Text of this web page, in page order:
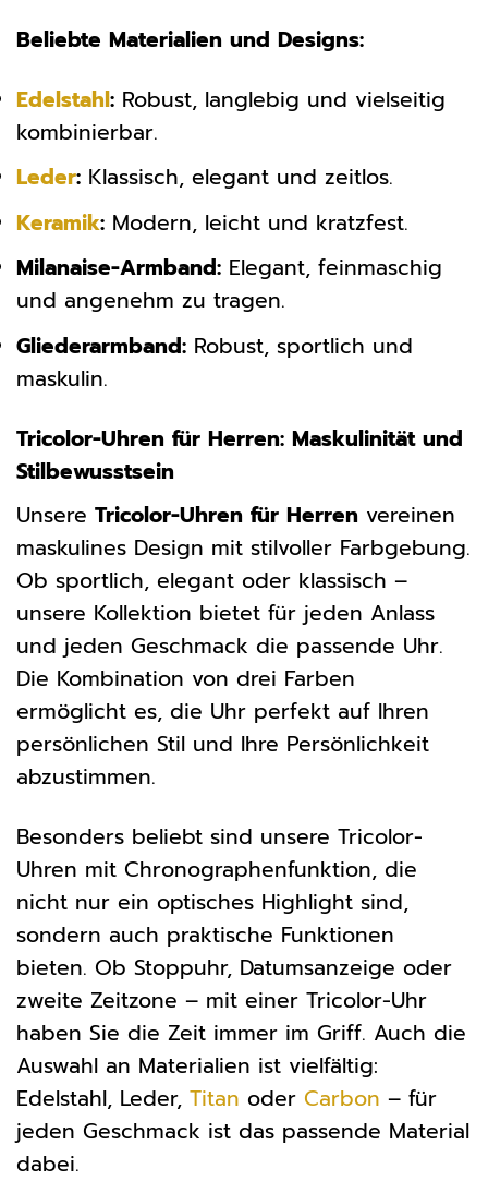
Beliebte Materialien und Designs:
Edelstahl: Robust, langlebig und vielseitig
kombinierbar.
Leder: Klassisch, elegant und zeitlos.
Keramik: Modern, leicht und kratzfest.
Milanaise-Armband: Elegant, feinmaschig
und angenehm zu tragen.
Gliederarmband: Robust, sportlich und
maskulin.
Tricolor-Uhren für Herren: Maskulinität und
Stilbewusstsein
Unsere Tricolor-Uhren für Herren vereinen
maskulines Design mit stilvoller Farbgebung.
Ob sportlich, elegant oder klassisch –
unsere Kollektion bietet für jeden Anlass
und jeden Geschmack die passende Uhr.
Die Kombination von drei Farben
ermöglicht es, die Uhr perfekt auf Ihren
persönlichen Stil und Ihre Persönlichkeit
abzustimmen.
Besonders beliebt sind unsere Tricolor-
Uhren mit Chronographenfunktion, die
nicht nur ein optisches Highlight sind,
sondern auch praktische Funktionen
bieten. Ob Stoppuhr, Datumsanzeige oder
zweite Zeitzone – mit einer Tricolor-Uhr
haben Sie die Zeit immer im Griff. Auch die
Auswahl an Materialien ist vielfältig:
Edelstahl, Leder, Titan oder Carbon – für
jeden Geschmack ist das passende Material
dabei.